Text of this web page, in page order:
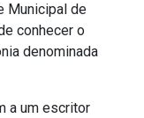
Municipal de
conhecer o
denominada
a um escritor